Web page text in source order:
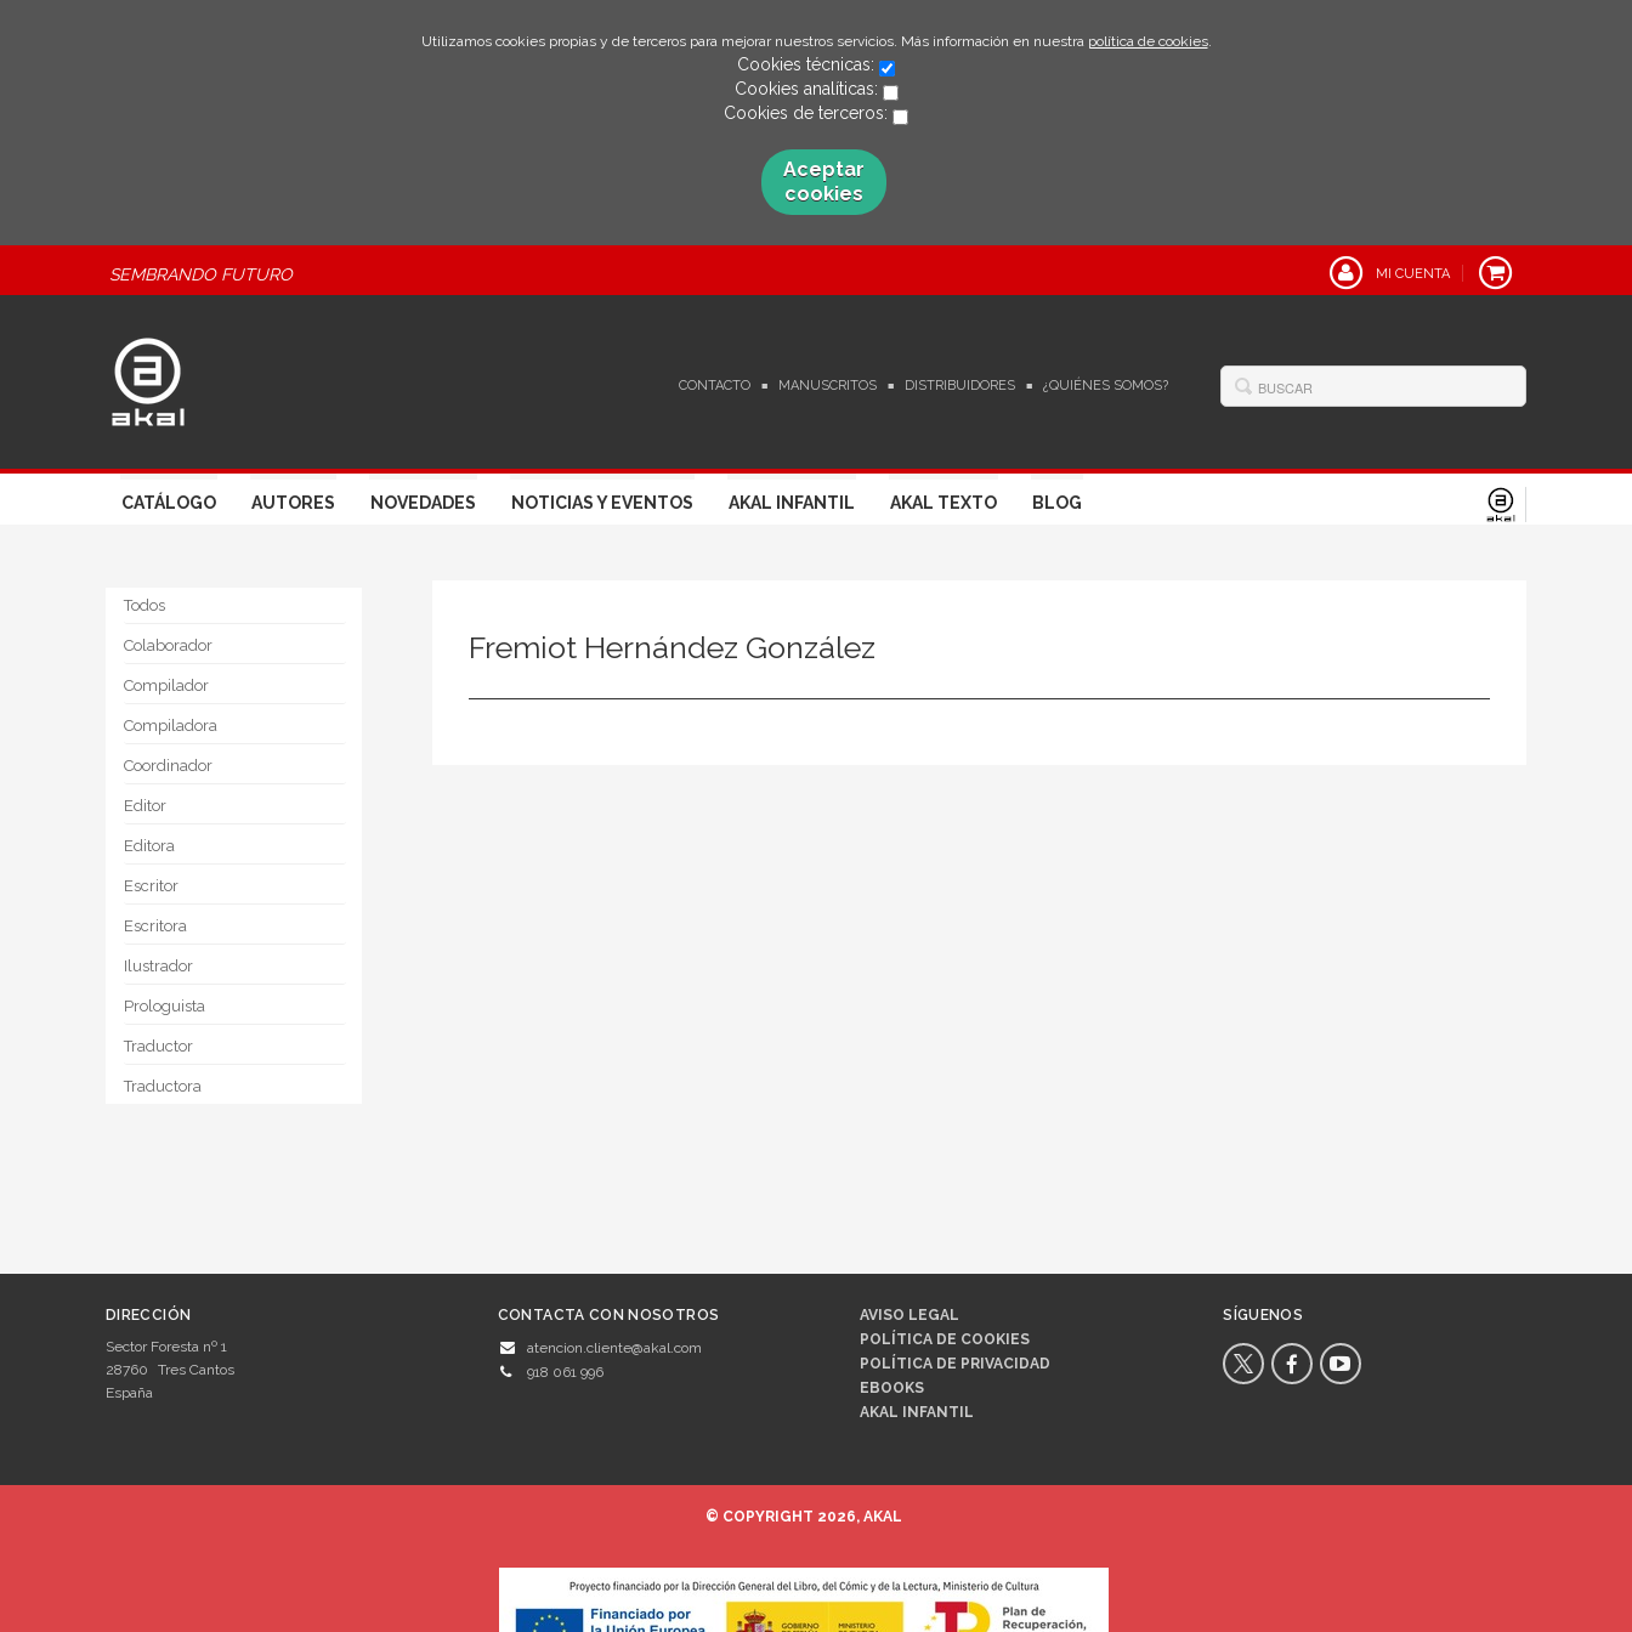
Utilizamos cookies propias y de terceros para mejorar nuestros servicios. Más información en nuestra política de cookies.
Cookies técnicas:
Cookies analíticas:
Cookies de terceros:
Aceptar
cookies
SEMBRANDO FUTURO MI CUENTA
CONTACTO MANUSCRITOS DISTRIBUIDORES ¿QUIÉNES SOMOS?
CATÁLOGO AUTORES NOVEDADES NOTICIAS Y EVENTOS AKAL INFANTIL AKAL TEXTO BLOG
Todos
Colaborador
Compilador
Compiladora
Coordinador
Editor
Editora
Escritor
Escritora
Ilustrador
Prologuista
Traductor
Traductora
Fremiot Hernández González
DIRECCIÓN
Sector Foresta nº 1
28760
Tres Cantos
España
CONTACTA CON NOSOTROS
atencion.cliente@akal.com
918 061 996
AVISO LEGAL
POLÍTICA DE COOKIES
POLÍTICA DE PRIVACIDAD
EBOOKS
AKAL INFANTIL
SÍGUENOS
© COPYRIGHT 2026, AKAL